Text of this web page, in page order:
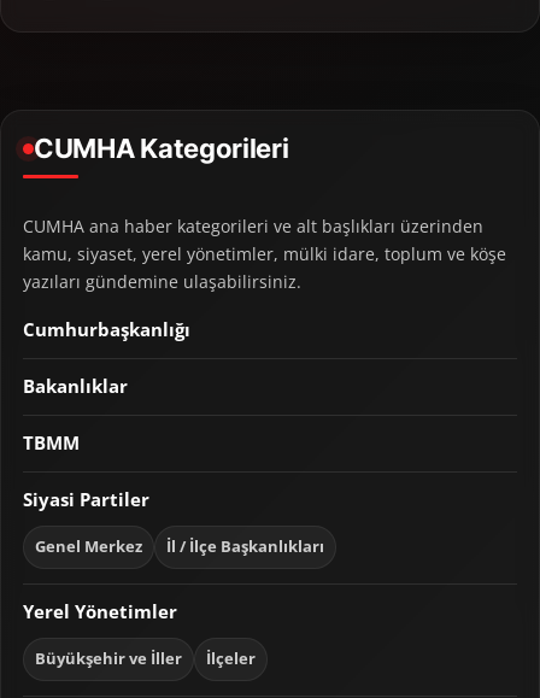
CUMHA Kategorileri
CUMHA ana haber kategorileri ve alt başlıkları üzerinden
kamu, siyaset, yerel yönetimler, mülki idare, toplum ve köşe
yazıları gündemine ulaşabilirsiniz.
Cumhurbaşkanlığı
Bakanlıklar
TBMM
Siyasi Partiler
Genel Merkez İl / İlçe Başkanlıkları
Yerel Yönetimler
Büyükşehir ve İller İlçeler